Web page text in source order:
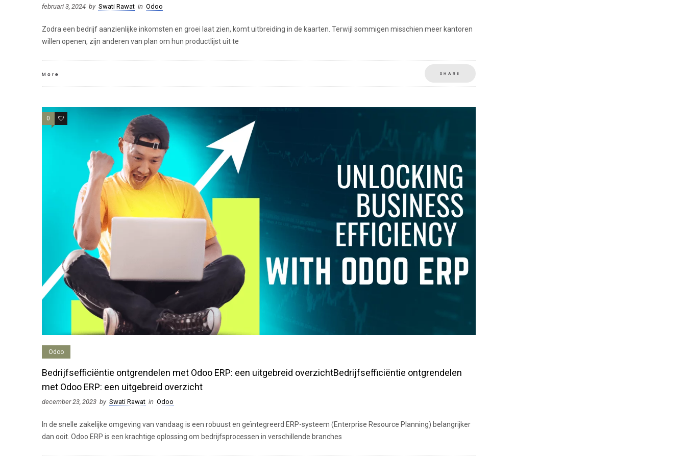
februari 3, 2024 by Swati Rawat in Odoo
Zodra een bedrijf aanzienlijke inkomsten en groei laat zien, komt uitbreiding in de kaarten. Terwijl sommigen misschien meer kantoren
willen openen, zijn anderen van plan om hun productlijst uit te
More SHARE
0 0
Odoo
Bedrijfsefficiëntie ontgrendelen met Odoo ERP: een uitgebreid overzichtBedrijfsefficiëntie ontgrendelen
met Odoo ERP: een uitgebreid overzicht
december 23, 2023 by Swati Rawat in Odoo
In de snelle zakelijke omgeving van vandaag is een robuust en geïntegreerd ERP-systeem (Enterprise Resource Planning) belangrijker
dan ooit. Odoo ERP is een krachtige oplossing om bedrijfsprocessen in verschillende branches